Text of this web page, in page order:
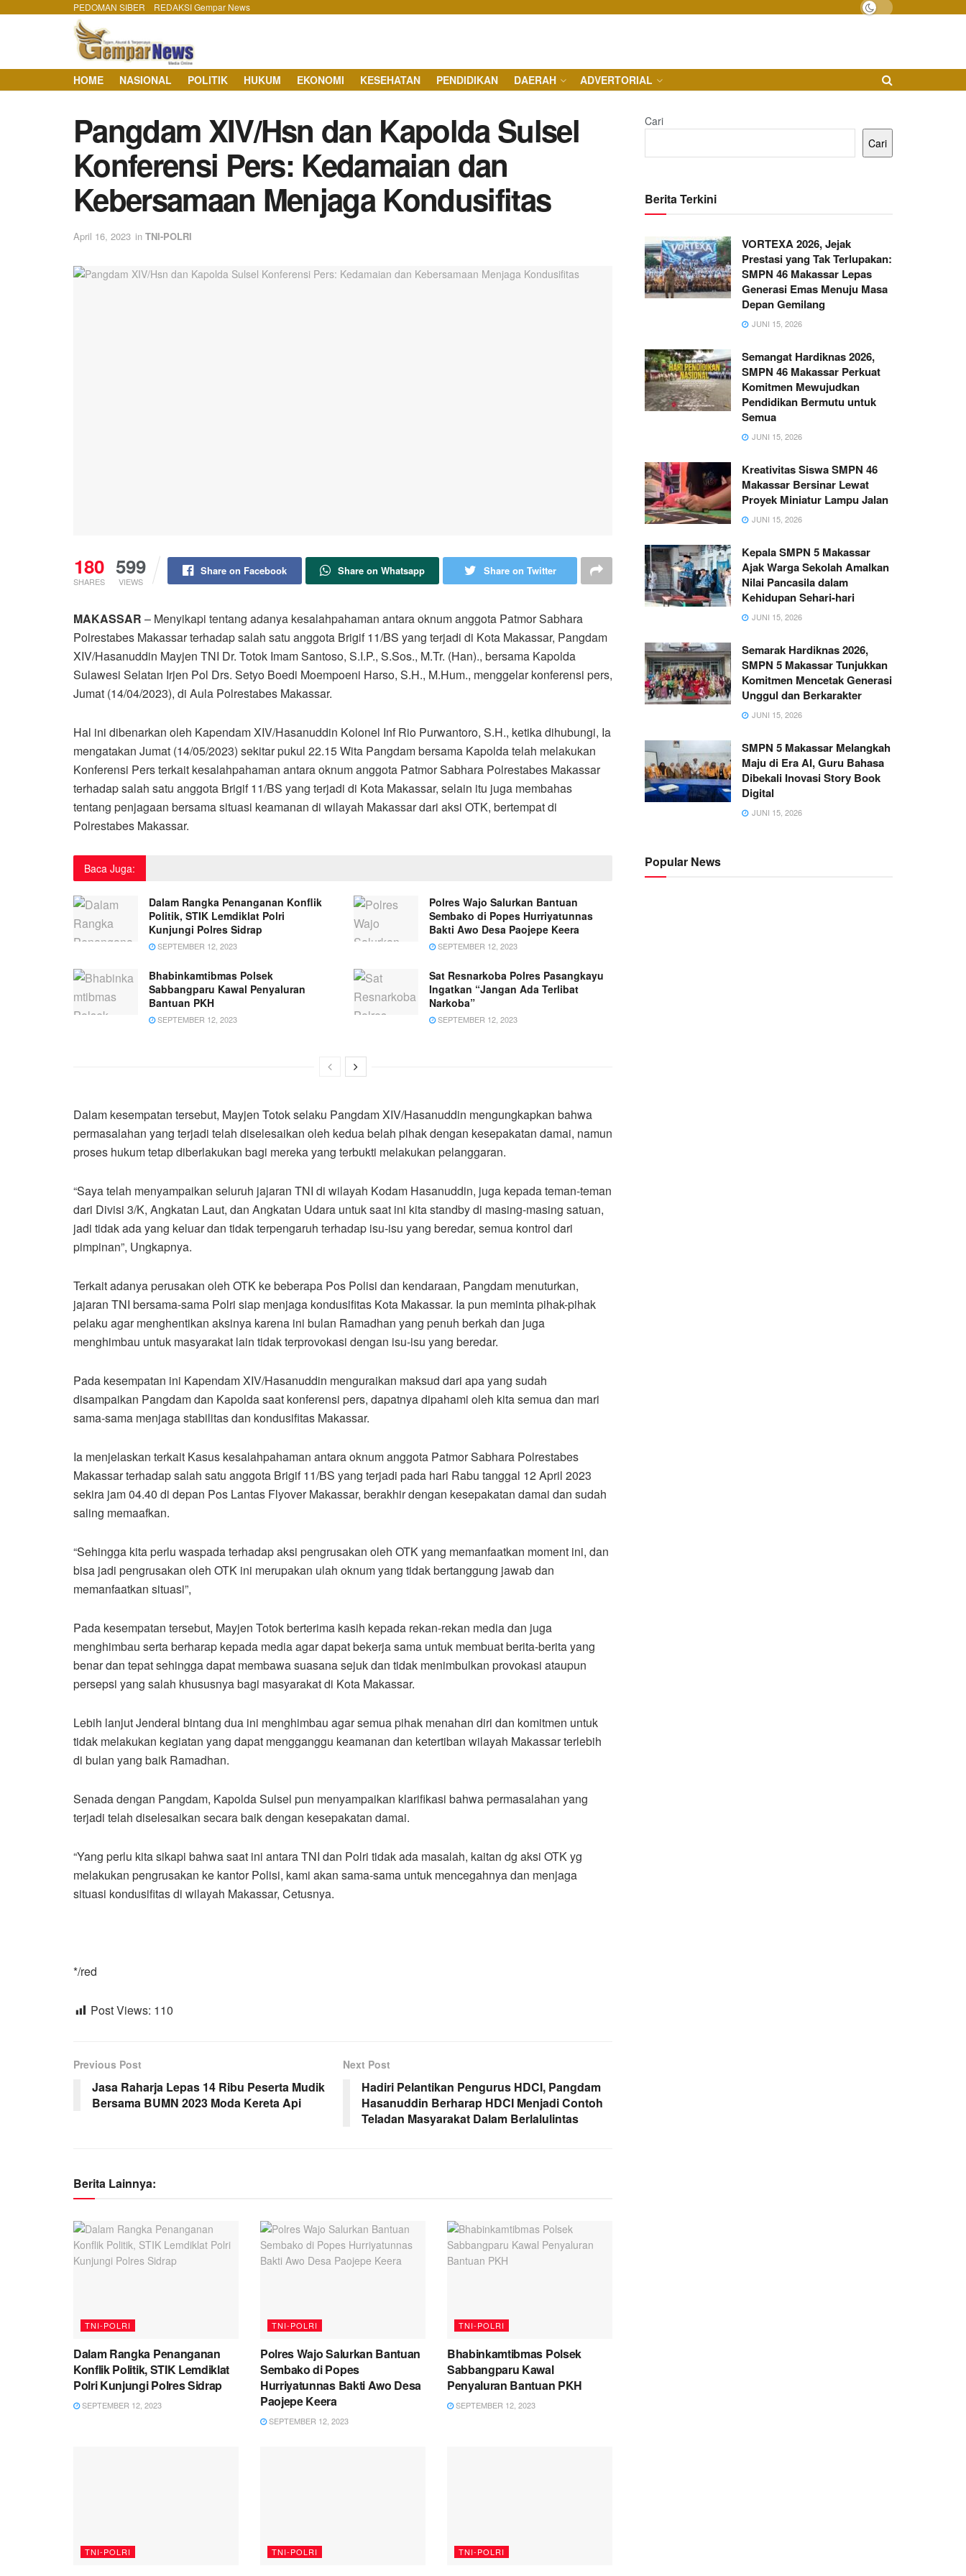
PEDOMAN SIBER REDAKSI Gempar News
HOME NASIONAL POLITIK HUKUM EKONOMI KESEHATAN PENDIDIKAN DAERAH ADVERTORIAL
Pangdam XIV/Hsn dan Kapolda Sulsel
Konferensi Pers: Kedamaian dan
Kebersamaan Menjaga Kondusifitas
April 16, 2023 in TNI-POLRI
180
SHARES
599
VIEWS
Share on Facebook Share on Whatsapp Share on Twitter
MAKASSAR – Menyikapi tentang adanya kesalahpahaman antara oknum anggota Patmor Sabhara
Polrestabes Makassar terhadap salah satu anggota Brigif 11/BS yang terjadi di Kota Makassar, Pangdam
XIV/Hasanuddin Mayjen TNI Dr. Totok Imam Santoso, S.I.P., S.Sos., M.Tr. (Han)., bersama Kapolda
Sulawesi Selatan Irjen Pol Drs. Setyo Boedi Moempoeni Harso, S.H., M.Hum., menggelar konferensi pers,
Jumat (14/04/2023), di Aula Polrestabes Makassar.
Hal ini dibenarkan oleh Kapendam XIV/Hasanuddin Kolonel Inf Rio Purwantoro, S.H., ketika dihubungi, Ia
mengatakan Jumat (14/05/2023) sekitar pukul 22.15 Wita Pangdam bersama Kapolda telah melakukan
Konferensi Pers terkait kesalahpahaman antara oknum anggota Patmor Sabhara Polrestabes Makassar
terhadap salah satu anggota Brigif 11/BS yang terjadi di Kota Makassar, selain itu juga membahas
tentang penjagaan bersama situasi keamanan di wilayah Makassar dari aksi OTK, bertempat di
Polrestabes Makassar.
Baca Juga:
Dalam Rangka Penanganan Konflik
Politik, STIK Lemdiklat Polri
Kunjungi Polres Sidrap
SEPTEMBER 12, 2023
Polres Wajo Salurkan Bantuan
Sembako di Popes Hurriyatunnas
Bakti Awo Desa Paojepe Keera
SEPTEMBER 12, 2023
Bhabinkamtibmas Polsek
Sabbangparu Kawal Penyaluran
Bantuan PKH
SEPTEMBER 12, 2023
Sat Resnarkoba Polres Pasangkayu
Ingatkan “Jangan Ada Terlibat
Narkoba”
SEPTEMBER 12, 2023
Dalam kesempatan tersebut, Mayjen Totok selaku Pangdam XIV/Hasanuddin mengungkapkan bahwa
permasalahan yang terjadi telah diselesaikan oleh kedua belah pihak dengan kesepakatan damai, namun
proses hukum tetap diberlakukan bagi mereka yang terbukti melakukan pelanggaran.
“Saya telah menyampaikan seluruh jajaran TNI di wilayah Kodam Hasanuddin, juga kepada teman-teman
dari Divisi 3/K, Angkatan Laut, dan Angkatan Udara untuk saat ini kita standby di masing-masing satuan,
jadi tidak ada yang keluar dan tidak terpengaruh terhadap isu-isu yang beredar, semua kontrol dari
pimpinan”, Ungkapnya.
Terkait adanya perusakan oleh OTK ke beberapa Pos Polisi dan kendaraan, Pangdam menuturkan,
jajaran TNI bersama-sama Polri siap menjaga kondusifitas Kota Makassar. Ia pun meminta pihak-pihak
pelaku agar menghentikan aksinya karena ini bulan Ramadhan yang penuh berkah dan juga
menghimbau untuk masyarakat lain tidak terprovokasi dengan isu-isu yang beredar.
Pada kesempatan ini Kapendam XIV/Hasanuddin menguraikan maksud dari apa yang sudah
disampaikan Pangdam dan Kapolda saat konferensi pers, dapatnya dipahami oleh kita semua dan mari
sama-sama menjaga stabilitas dan kondusifitas Makassar.
Ia menjelaskan terkait Kasus kesalahpahaman antara oknum anggota Patmor Sabhara Polrestabes
Makassar terhadap salah satu anggota Brigif 11/BS yang terjadi pada hari Rabu tanggal 12 April 2023
sekira jam 04.40 di depan Pos Lantas Flyover Makassar, berakhir dengan kesepakatan damai dan sudah
saling memaafkan.
“Sehingga kita perlu waspada terhadap aksi pengrusakan oleh OTK yang memanfaatkan moment ini, dan
bisa jadi pengrusakan oleh OTK ini merupakan ulah oknum yang tidak bertanggung jawab dan
memanfaatkan situasi”,
Pada kesempatan tersebut, Mayjen Totok berterima kasih kepada rekan-rekan media dan juga
menghimbau serta berharap kepada media agar dapat bekerja sama untuk membuat berita-berita yang
benar dan tepat sehingga dapat membawa suasana sejuk dan tidak menimbulkan provokasi ataupun
persepsi yang salah khususnya bagi masyarakat di Kota Makassar.
Lebih lanjut Jenderal bintang dua ini menghimbau agar semua pihak menahan diri dan komitmen untuk
tidak melakukan kegiatan yang dapat mengganggu keamanan dan ketertiban wilayah Makassar terlebih
di bulan yang baik Ramadhan.
Senada dengan Pangdam, Kapolda Sulsel pun menyampaikan klarifikasi bahwa permasalahan yang
terjadi telah diselesaikan secara baik dengan kesepakatan damai.
“Yang perlu kita sikapi bahwa saat ini antara TNI dan Polri tidak ada masalah, kaitan dg aksi OTK yg
melakukan pengrusakan ke kantor Polisi, kami akan sama-sama untuk mencegahnya dan menjaga
situasi kondusifitas di wilayah Makassar, Cetusnya.
*/red
Post Views: 110
Previous Post
Jasa Raharja Lepas 14 Ribu Peserta Mudik
Bersama BUMN 2023 Moda Kereta Api
Next Post
Hadiri Pelantikan Pengurus HDCI, Pangdam
Hasanuddin Berharap HDCI Menjadi Contoh
Teladan Masyarakat Dalam Berlalulintas
Berita Lainnya:
TNI-POLRI
Dalam Rangka Penanganan
Konflik Politik, STIK Lemdiklat
Polri Kunjungi Polres Sidrap
SEPTEMBER 12, 2023
TNI-POLRI
Polres Wajo Salurkan Bantuan
Sembako di Popes
Hurriyatunnas Bakti Awo Desa
Paojepe Keera
SEPTEMBER 12, 2023
TNI-POLRI
Bhabinkamtibmas Polsek
Sabbangparu Kawal
Penyaluran Bantuan PKH
SEPTEMBER 12, 2023
TNI-POLRI TNI-POLRI TNI-POLRI
Cari
Cari
Berita Terkini
VORTEXA 2026, Jejak
Prestasi yang Tak Terlupakan:
SMPN 46 Makassar Lepas
Generasi Emas Menuju Masa
Depan Gemilang
JUNI 15, 2026
Semangat Hardiknas 2026,
SMPN 46 Makassar Perkuat
Komitmen Mewujudkan
Pendidikan Bermutu untuk
Semua
JUNI 15, 2026
Kreativitas Siswa SMPN 46
Makassar Bersinar Lewat
Proyek Miniatur Lampu Jalan
JUNI 15, 2026
Kepala SMPN 5 Makassar
Ajak Warga Sekolah Amalkan
Nilai Pancasila dalam
Kehidupan Sehari-hari
JUNI 15, 2026
Semarak Hardiknas 2026,
SMPN 5 Makassar Tunjukkan
Komitmen Mencetak Generasi
Unggul dan Berkarakter
JUNI 15, 2026
SMPN 5 Makassar Melangkah
Maju di Era AI, Guru Bahasa
Dibekali Inovasi Story Book
Digital
JUNI 15, 2026
Popular News